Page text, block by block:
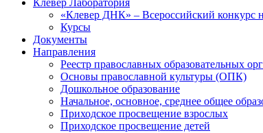
Клевер Лаборатория
«Клевер ДНК» – Всероссийский конкурс
Курсы
Документы
Направления
Реестр православных образовательных
Основы православной культуры (ОПК)
Дошкольное образование
Начальное, основное, среднее общее
Приходское просвещение взрослых
Приходское просвещение детей